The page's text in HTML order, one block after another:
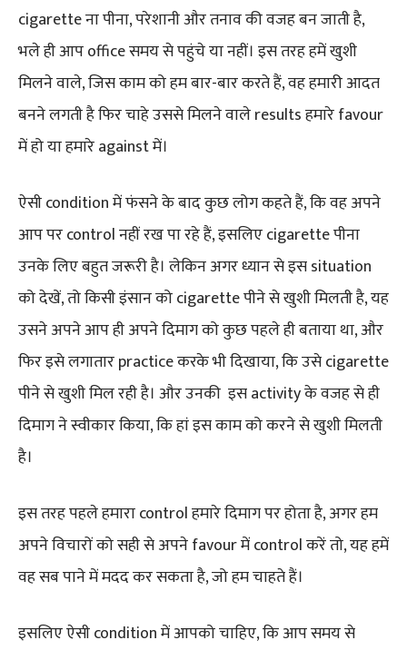
cigarette ना पीना, परेशानी और तनाव की वजह बन जाती है,
भले ही आप office समय से पहुंचे या नहीं। इस तरह हमें खुशी
मिलने वाले, जिस काम को हम बार-बार करते हैं, वह हमारी आदत
बनने लगती है फिर चाहे उससे मिलने वाले results हमारे favour
में हो या हमारे against में।
ऐसी condition में फंसने के बाद कुछ लोग कहते हैं, कि वह अपने
आप पर control नहीं रख पा रहे हैं, इसलिए cigarette पीना
उनके लिए बहुत जरूरी है। लेकिन अगर ध्यान से इस situation
को देखें, तो किसी इंसान को cigarette पीने से खुशी मिलती है, यह
उसने अपने आप ही अपने दिमाग को कुछ पहले ही बताया था, और
फिर इसे लगातार practice करके भी दिखाया, कि उसे cigarette
पीने से खुशी मिल रही है। और उनकी इस activity के वजह से ही
दिमाग ने स्वीकार किया, कि हां इस काम को करने से खुशी मिलती
है।
इस तरह पहले हमारा control हमारे दिमाग पर होता है, अगर हम
अपने विचारों को सही से अपने favour में control करें तो, यह हमें
वह सब पाने में मदद कर सकता है, जो हम चाहते हैं।
इसलिए ऐसी condition में आपको चाहिए, कि आप समय से